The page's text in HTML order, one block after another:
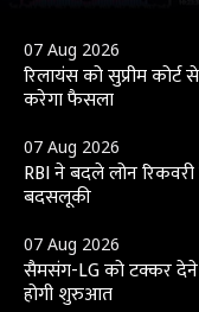
07 Aug 2026
रिलायंस को सुप्रीम कोर्ट
करेगा फैसला
07 Aug 2026
RBI ने बदले लोन
बदसलूकी
07 Aug 2026
सैमसंग-LG को टक्कर देने
होगी शुरुआत